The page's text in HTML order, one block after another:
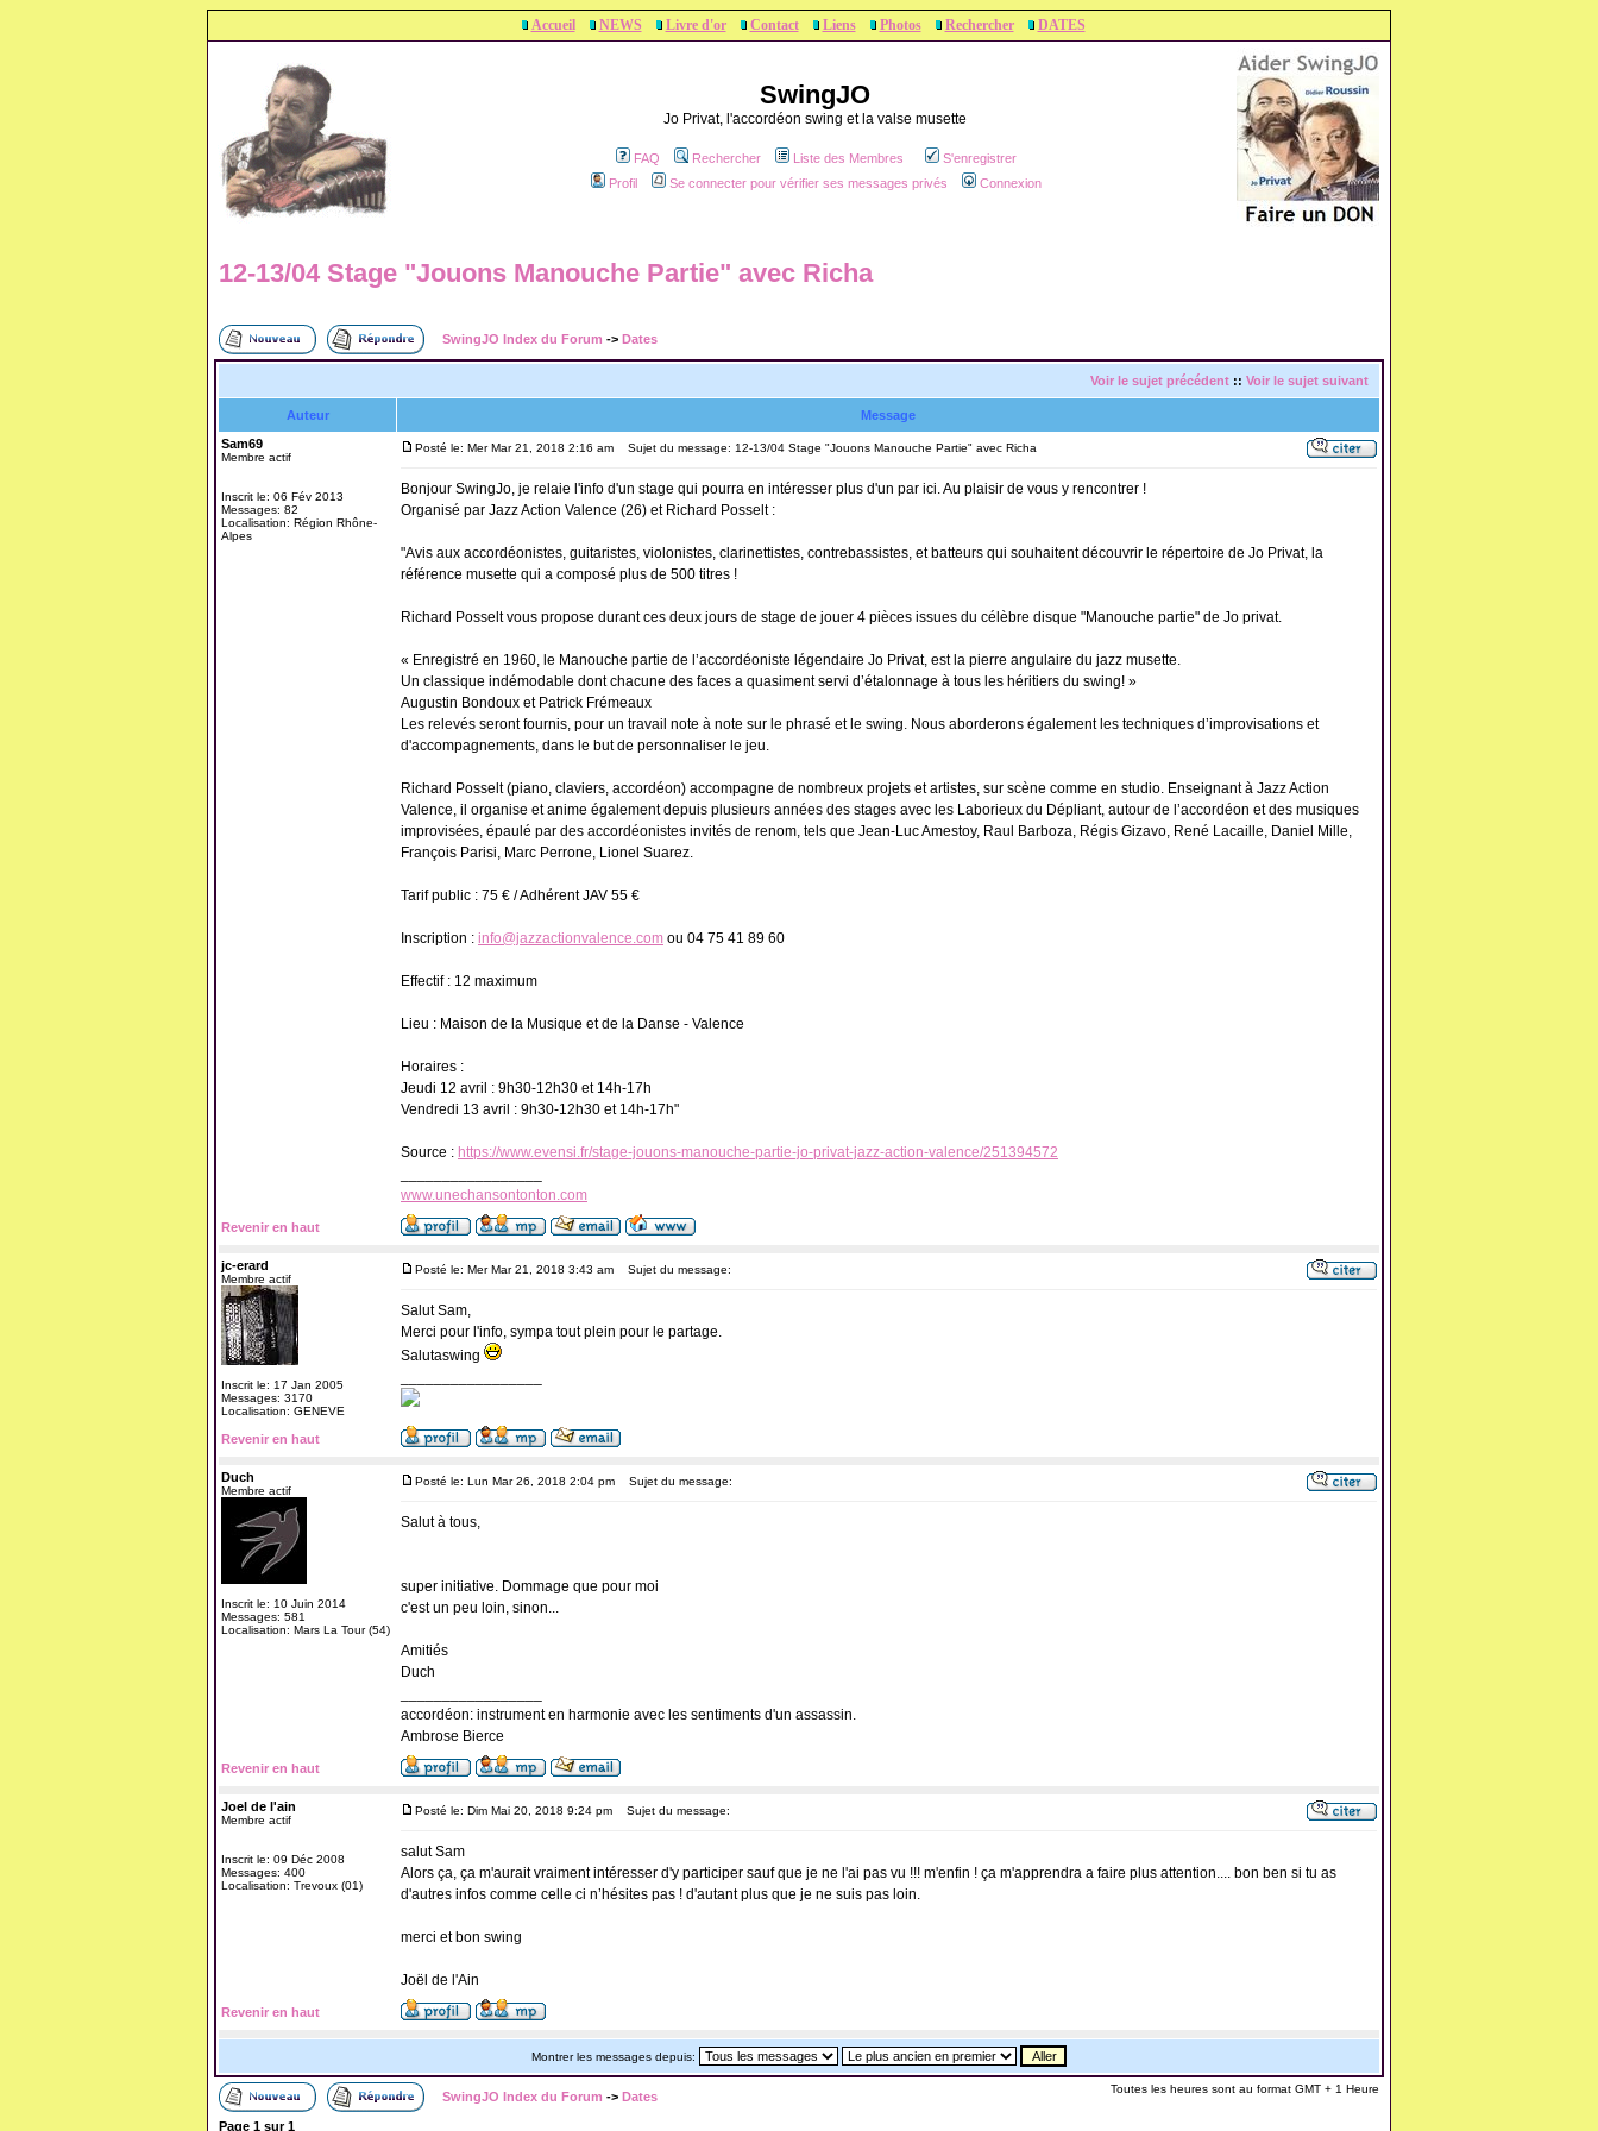
Accueil NEWS Livre d'or Contact Liens Photos Rechercher DATES
SwingJO
Jo Privat, l'accordéon swing et la valse musette
FAQ Rechercher Liste des Membres
S'enregistrer
Profil
Se connecter pour vérifier ses messages privés Connexion
12-13/04 Stage "Jouons Manouche Partie" avec Richa
SwingJO Index du Forum -> Dates
Voir le sujet précédent :: Voir le sujet suivant
Auteur
Message
Sam69
Membre actif
Inscrit le: 06 Fév 2013
Messages: 82
Localisation: Région Rhône-
Alpes
Posté le: Mer Mar 21, 2018 2:16 am Sujet du message: 12-13/04 Stage "Jouons Manouche Partie" avec Richa
Bonjour SwingJo, je relaie l'info d'un stage qui pourra en intéresser plus d'un par ici. Au plaisir de vous y rencontrer !
Organisé par Jazz Action Valence (26) et Richard Posselt :
"Avis aux accordéonistes, guitaristes, violonistes, clarinettistes, contrebassistes, et batteurs qui souhaitent découvrir le répertoire de Jo Privat, la
référence musette qui a composé plus de 500 titres !
Richard Posselt vous propose durant ces deux jours de stage de jouer 4 pièces issues du célèbre disque "Manouche partie" de Jo privat.
« Enregistré en 1960, le Manouche partie de l’accordéoniste légendaire Jo Privat, est la pierre angulaire du jazz musette.
Un classique indémodable dont chacune des faces a quasiment servi d’étalonnage à tous les héritiers du swing! »
Augustin Bondoux et Patrick Frémeaux
Les relevés seront fournis, pour un travail note à note sur le phrasé et le swing. Nous aborderons également les techniques d’improvisations et
d'accompagnements, dans le but de personnaliser le jeu.
Richard Posselt (piano, claviers, accordéon) accompagne de nombreux projets et artistes, sur scène comme en studio. Enseignant à Jazz Action
Valence, il organise et anime également depuis plusieurs années des stages avec les Laborieux du Dépliant, autour de l’accordéon et des musiques
improvisées, épaulé par des accordéonistes invités de renom, tels que Jean-Luc Amestoy, Raul Barboza, Régis Gizavo, René Lacaille, Daniel Mille,
François Parisi, Marc Perrone, Lionel Suarez.
Tarif public : 75 € / Adhérent JAV 55 €
Inscription : info@jazzactionvalence.com ou 04 75 41 89 60
Effectif : 12 maximum
Lieu : Maison de la Musique et de la Danse - Valence
Horaires :
Jeudi 12 avril : 9h30-12h30 et 14h-17h
Vendredi 13 avril : 9h30-12h30 et 14h-17h"
Source : https://www.evensi.fr/stage-jouons-manouche-partie-jo-privat-jazz-action-valence/251394572
www.unechansontonton.com
Revenir en haut
jc-erard
Membre actif
Inscrit le: 17 Jan 2005
Messages: 3170
Localisation: GENEVE
Posté le: Mer Mar 21, 2018 3:43 am Sujet du message:
Salut Sam,
Merci pour l'info, sympa tout plein pour le partage.
Salutaswing
Revenir en haut
Duch
Membre actif
Inscrit le: 10 Juin 2014
Messages: 581
Localisation: Mars La Tour (54)
Posté le: Lun Mar 26, 2018 2:04 pm Sujet du message:
Salut à tous,
super initiative. Dommage que pour moi
c'est un peu loin, sinon...
Amitiés
Duch
accordéon: instrument en harmonie avec les sentiments d'un assassin.
Ambrose Bierce
Revenir en haut
Joel de l'ain
Membre actif
Inscrit le: 09 Déc 2008
Messages: 400
Localisation: Trevoux (01)
Posté le: Dim Mai 20, 2018 9:24 pm Sujet du message:
salut Sam
Alors ça, ça m'aurait vraiment intéresser d'y participer sauf que je ne l'ai pas vu !!! m'enfin ! ça m'apprendra a faire plus attention.... bon ben si tu as
d'autres infos comme celle ci n’hésites pas ! d'autant plus que je ne suis pas loin.
merci et bon swing
Joël de l'Ain
Revenir en haut
Montrer les messages depuis:
SwingJO Index du Forum -> Dates
Toutes les heures sont au format GMT + 1 Heure
Page 1 sur1